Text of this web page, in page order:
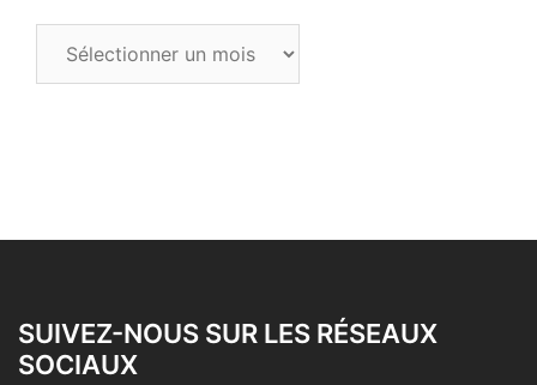
SUIVEZ-NOUS SUR LES RÉSEAUX
SOCIAUX